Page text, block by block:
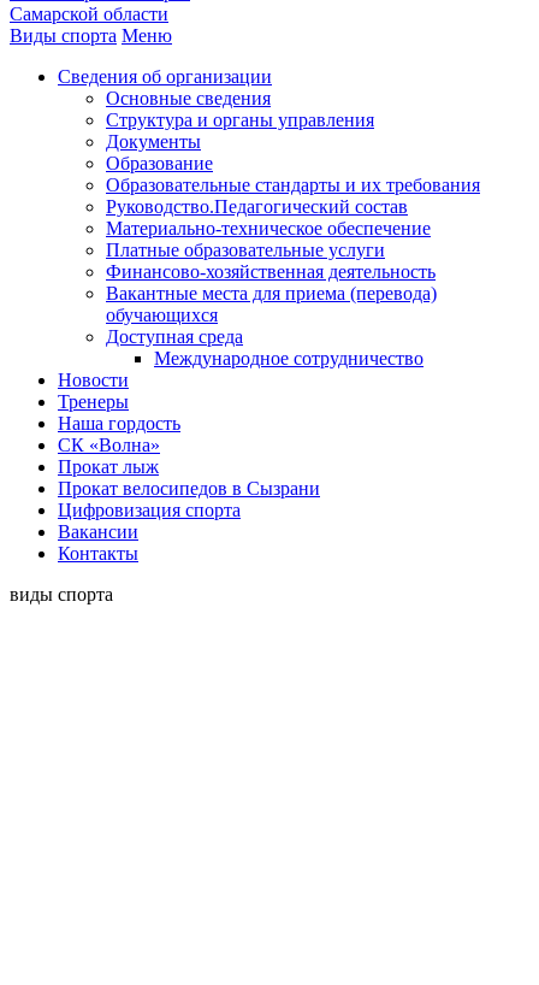
Самарской области
Виды спорта Меню
Сведения об организации
Основные сведения
Структура и органы управления
Документы
Образование
Образовательные стандарты и их требования
Руководство.Педагогический состав
Материально-техническое обеспечение
Платные образовательные услуги
Финансово-хозяйственная деятельность
Вакантные места для приема (перевода)
обучающихся
Доступная среда
Международное сотрудничество
Новости
Тренеры
Наша гордость
СК «Волна»
Прокат лыж
Прокат велосипедов в Сызрани
Цифровизация спорта
Вакансии
Контакты
виды спорта